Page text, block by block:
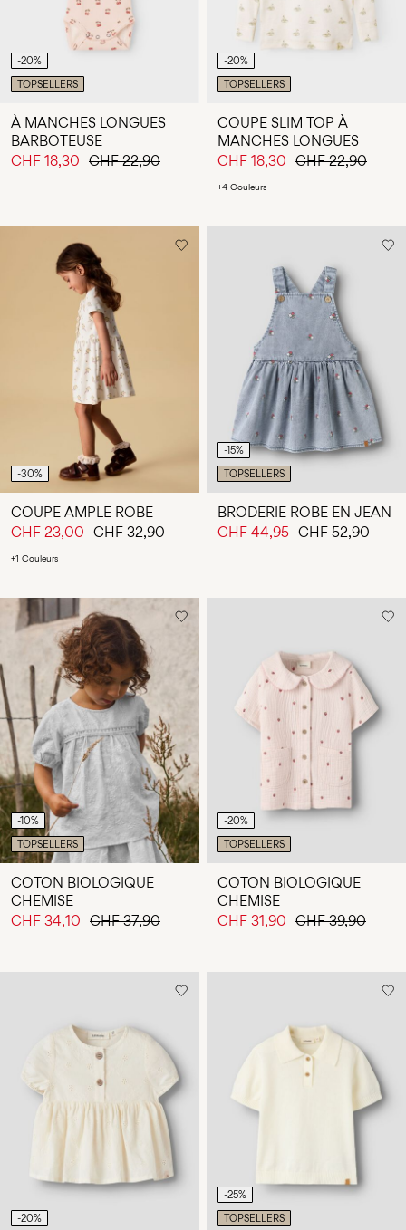
-20%
TOPSELLERS
À MANCHES LONGUES
BARBOTEUSE
CHF 18,30 CHF 22,90
-20%
TOPSELLERS
COUPE SLIM TOP À
MANCHES LONGUES
CHF 18,30 CHF 22,90
+4 Couleurs
-30%
COUPE AMPLE ROBE
CHF 23,00 CHF 32,90
+1 Couleurs
-15%
TOPSELLERS
BRODERIE ROBE EN JEAN
CHF 44,95 CHF 52,90
-10%
TOPSELLERS
COTON BIOLOGIQUE
CHEMISE
CHF 34,10 CHF 37,90
-20%
TOPSELLERS
COTON BIOLOGIQUE
CHEMISE
CHF 31,90 CHF 39,90
-20%
-25%
TOPSELLERS